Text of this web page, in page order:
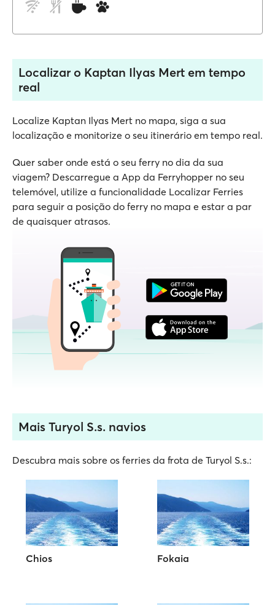
Localizar o Kaptan Ilyas Mert em tempo
real
Localize Kaptan Ilyas Mert no mapa, siga a sua
localização e monitorize o seu itinerário em tempo real.
Quer saber onde está o seu ferry no dia da sua
viagem? Descarregue a App da Ferryhopper no seu
telemóvel, utilize a funcionalidade Localizar Ferries
para seguir a posição do ferry no mapa e estar a par
de quaisquer atrasos.
Mais Turyol S.s. navios
Descubra mais sobre os ferries da frota de Turyol S.s.:
Chios Fokaia